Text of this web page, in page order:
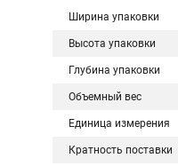
Ширина упаковки
Высота упаковки
Глубина упаковки
Объемный вес
Единица измерения
Кратность поставки